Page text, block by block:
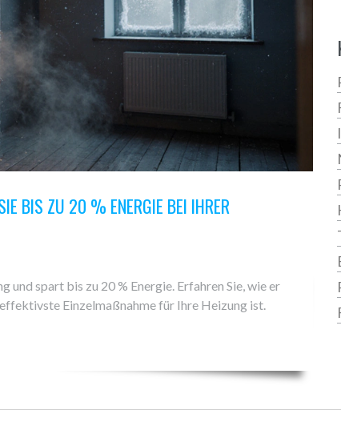
BIS ZU 20 % ENERGIE BEI IHRER
spart bis zu 20 % Energie. Erfahren Sie, wie er
Einzelmaßnahme für Ihre Heizung ist.